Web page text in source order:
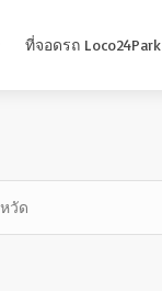
ที่จอดรถ Loco24Park
วัด